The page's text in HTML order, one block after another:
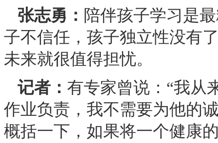
张志勇： 陪伴孩子学习是
子不信任，孩子独立性没有
未来就很值得担忧。
记者： 有专家曾说：“我从
作业负责，我不需要为他的
概括一下，如果将一个健康